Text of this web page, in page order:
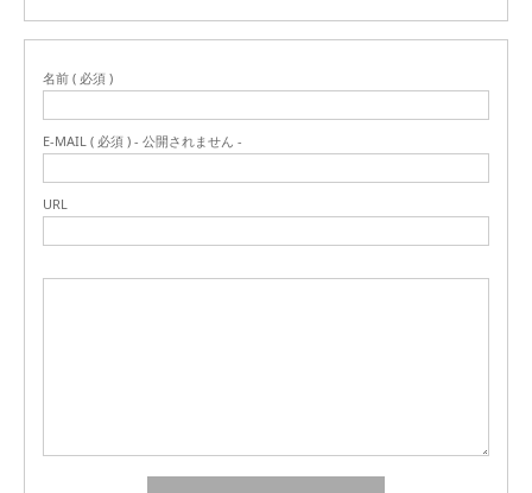
名前 ( 必須 )
E-MAIL ( 必須 ) - 公開されません -
URL